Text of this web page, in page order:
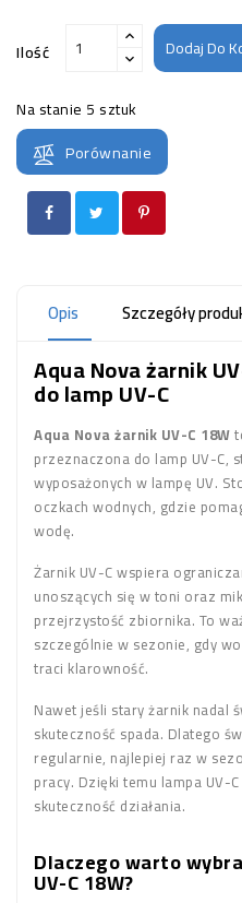
Ilość Dodaj Do
Na stanie 5 sztuk
Porównanie
Opis Szczegóły
Aqua Nova żarnik
do lamp UV-C
Aqua Nova żarnik UV-C 18W
przeznaczona do lamp UV-
wyposażonych w lampę UV.
oczkach wodnych, gdzie
wodę.
Żarnik UV-C wspiera
unoszących się w toni oraz
przejrzystość zbiornika. To
szczególnie w sezonie, gdy
traci klarowność.
Nawet jeśli stary żarnik nadal
skuteczność spada. Dlatego
regularnie, najlepiej raz w
pracy. Dzięki temu lampa UV-
skuteczność działania.
Dlaczego warto
UV-C 18W?